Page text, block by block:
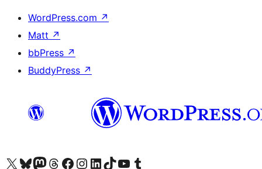
WordPress.com ↗
Matt ↗
bbPress ↗
BuddyPress ↗
Visita nuestra cuenta de X (anteriormente Twitter)
Visita nuestra cuenta de Bluesky
Visita nuestra cuenta de Mastodon
Visita nuestra cuenta de Threads
Visita nuestra página de Facebook
Visita nuestra cuenta de Instagram
Visita nuestra cuenta de LinkedIn
Visita nuestra cuenta de TikTok
Visita nuestro canal de YouTube
Visita nuestra cuenta de Tumblr